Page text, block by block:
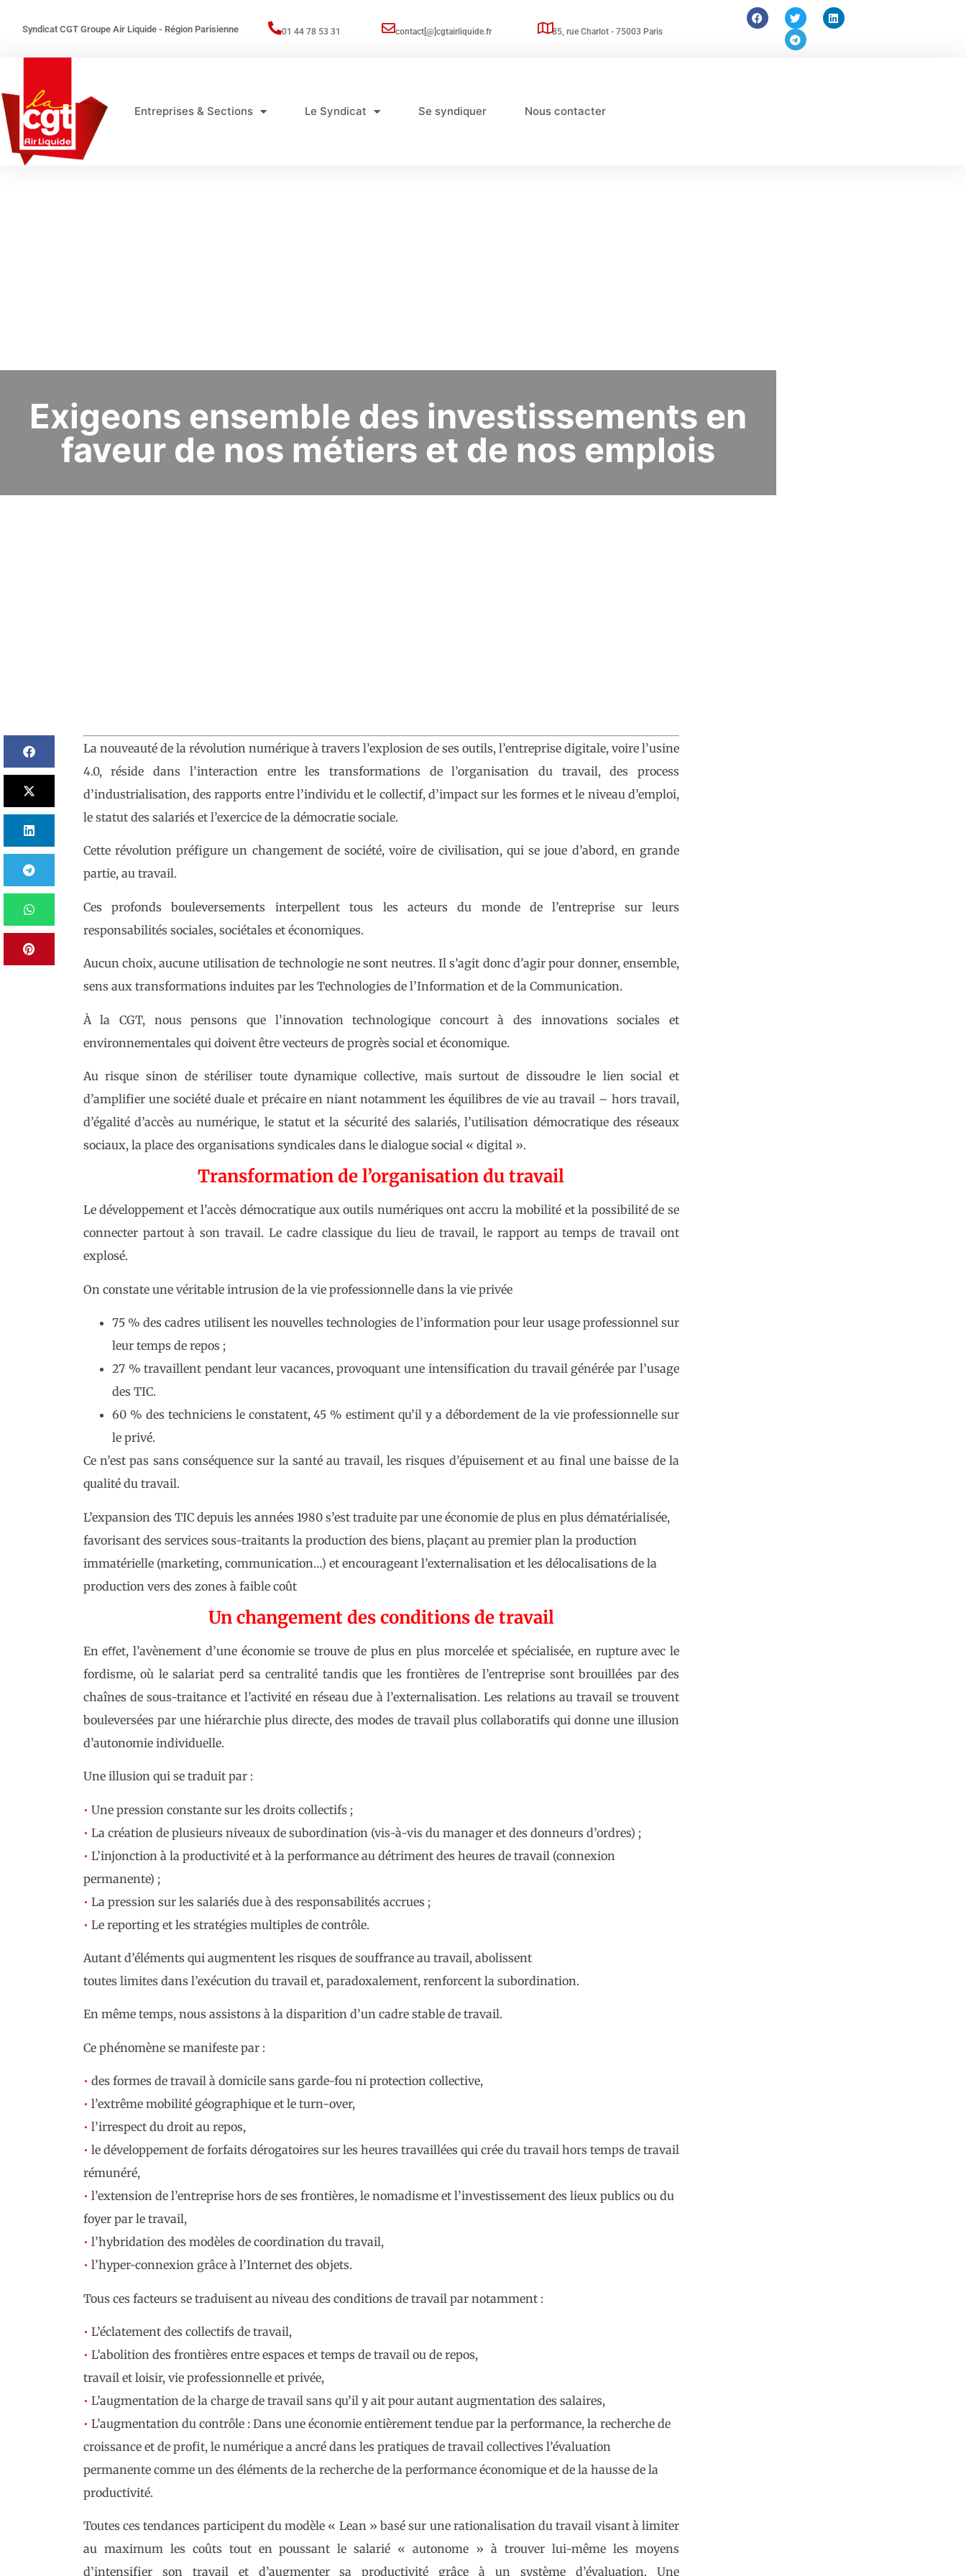
Syndicat CGT Groupe Air Liquide - Région Parisienne 01 44 78 53 31 contact[@]cgtairliquide.fr 85, rue Charlot - 75003 Paris
Entreprises & Sections Le Syndicat Se syndiquer Nous contacter
Exigeons ensemble des investissements en
faveur de nos métiers et de nos emplois
La nouveauté de la révolution numérique à travers l’explosion de ses outils, l’entreprise digitale, voire l’usine
4.0, réside dans l’interaction entre les transformations de l’organisation du travail, des process
d’industrialisation, des rapports entre l’individu et le collectif, d’impact sur les formes et le niveau d’emploi,
le statut des salariés et l’exercice de la démocratie sociale.
Cette révolution préfigure un changement de société, voire de civilisation, qui se joue d’abord, en grande
partie, au travail.
Ces profonds bouleversements interpellent tous les acteurs du monde de l’entreprise sur leurs
responsabilités sociales, sociétales et économiques.
Aucun choix, aucune utilisation de technologie ne sont neutres. Il s’agit donc d’agir pour donner, ensemble,
sens aux transformations induites par les Technologies de l’Information et de la Communication.
À la CGT, nous pensons que l’innovation technologique concourt à des innovations sociales et
environnementales qui doivent être vecteurs de progrès social et économique.
Au risque sinon de stériliser toute dynamique collective, mais surtout de dissoudre le lien social et
d’amplifier une société duale et précaire en niant notamment les équilibres de vie au travail – hors travail,
d’égalité d’accès au numérique, le statut et la sécurité des salariés, l’utilisation démocratique des réseaux
sociaux, la place des organisations syndicales dans le dialogue social « digital ».
Transformation de l’organisation du travail
Le développement et l’accès démocratique aux outils numériques ont accru la mobilité et la possibilité de se
connecter partout à son travail. Le cadre classique du lieu de travail, le rapport au temps de travail ont
explosé.
On constate une véritable intrusion de la vie professionnelle dans la vie privée
75 % des cadres utilisent les nouvelles technologies de l’information pour leur usage professionnel sur
leur temps de repos ;
27 % travaillent pendant leur vacances, provoquant une intensification du travail générée par l’usage
des TIC.
60 % des techniciens le constatent, 45 % estiment qu’il y a débordement de la vie professionnelle sur
le privé.
Ce n’est pas sans conséquence sur la santé au travail, les risques d’épuisement et au final une baisse de la
qualité du travail.
L’expansion des TIC depuis les années 1980 s’est traduite par une économie de plus en plus dématérialisée,
favorisant des services sous-traitants la production des biens, plaçant au premier plan la production
immatérielle (marketing, communication…) et encourageant l’externalisation et les délocalisations de la
production vers des zones à faible coût
Un changement des conditions de travail
En eﬀet, l’avènement d’une économie se trouve de plus en plus morcelée et spécialisée, en rupture avec le
fordisme, où le salariat perd sa centralité tandis que les frontières de l’entreprise sont brouillées par des
chaînes de sous-traitance et l’activité en réseau due à l’externalisation. Les relations au travail se trouvent
bouleversées par une hiérarchie plus directe, des modes de travail plus collaboratifs qui donne une illusion
d’autonomie individuelle.
Une illusion qui se traduit par :
• Une pression constante sur les droits collectifs ;
• La création de plusieurs niveaux de subordination (vis-à-vis du manager et des donneurs d’ordres) ;
• L’injonction à la productivité et à la performance au détriment des heures de travail (connexion
permanente) ;
• La pression sur les salariés due à des responsabilités accrues ;
• Le reporting et les stratégies multiples de contrôle.
Autant d’éléments qui augmentent les risques de souffrance au travail, abolissent
toutes limites dans l’exécution du travail et, paradoxalement, renforcent la subordination.
En même temps, nous assistons à la disparition d’un cadre stable de travail.
Ce phénomène se manifeste par :
• des formes de travail à domicile sans garde-fou ni protection collective,
• l’extrême mobilité géographique et le turn-over,
• l’irrespect du droit au repos,
• le développement de forfaits dérogatoires sur les heures travaillées qui crée du travail hors temps de travail
rémunéré,
• l’extension de l’entreprise hors de ses frontières, le nomadisme et l’investissement des lieux publics ou du
foyer par le travail,
• l’hybridation des modèles de coordination du travail,
• l’hyper-connexion grâce à l’Internet des objets.
Tous ces facteurs se traduisent au niveau des conditions de travail par notamment :
• L’éclatement des collectifs de travail,
• L’abolition des frontières entre espaces et temps de travail ou de repos,
travail et loisir, vie professionnelle et privée,
• L’augmentation de la charge de travail sans qu’il y ait pour autant augmentation des salaires,
• L’augmentation du contrôle : Dans une économie entièrement tendue par la performance, la recherche de
croissance et de profit, le numérique a ancré dans les pratiques de travail collectives l’évaluation
permanente comme un des éléments de la recherche de la performance économique et de la hausse de la
productivité.
Toutes ces tendances participent du modèle « Lean » basé sur une rationalisation du travail visant à limiter
au maximum les coûts tout en poussant le salarié «autonome » à trouver lui-même les moyens
d’intensifier son travail et d’augmenter sa productivité grâce à un système d’évaluation. Une